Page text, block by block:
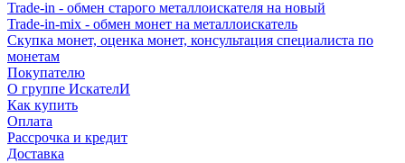
Trade-in - обмен старого металлоискателя на новый
Trade-in-mix - обмен монет на металлоискатель
Скупка монет, оценка монет, консультация специалиста по
монетам
Покупателю
О группе ИскателИ
Как купить
Оплата
Рассрочка и кредит
Доставка